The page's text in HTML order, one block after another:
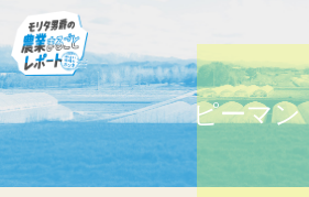
content
モリタ男爵の農業まるごとレポート
ピーマン